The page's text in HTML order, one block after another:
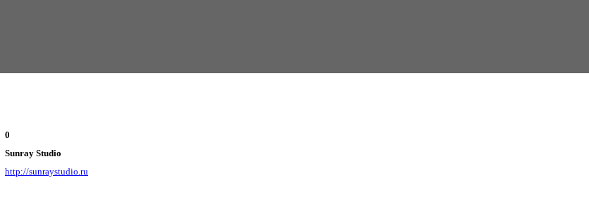
0
Sunray Studio
http://sunraystudio.ru